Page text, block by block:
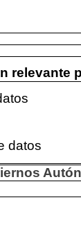
relevante
datos